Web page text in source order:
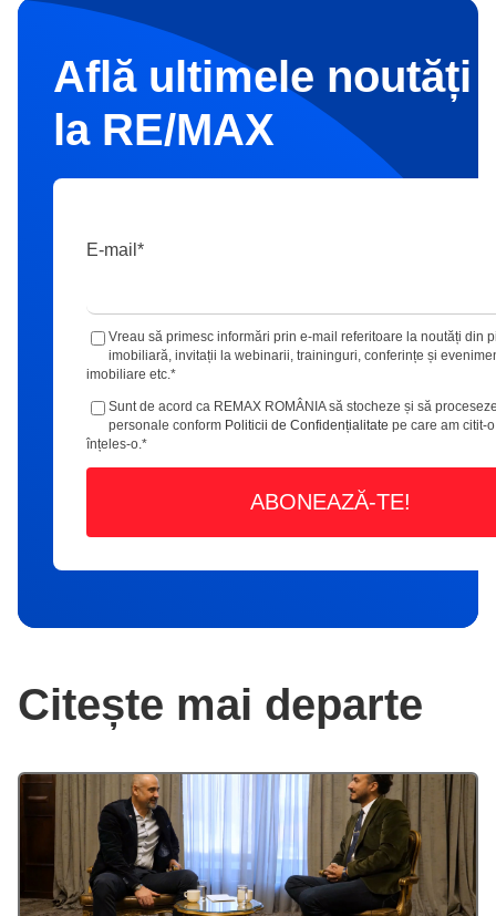
Află ultimele noutăți
la RE/MAX
E-mail *
Vreau să primesc informări prin e-mail referitoare la noutăți din
imobiliară, invitații la webinarii, traininguri, conferințe și
imobiliare etc.*
Sunt de acord ca REMAX ROMÂNIA să stocheze și să
personale conform Politicii de Confidențialitate pe care am citit-
înțeles-o.*
Citește mai departe